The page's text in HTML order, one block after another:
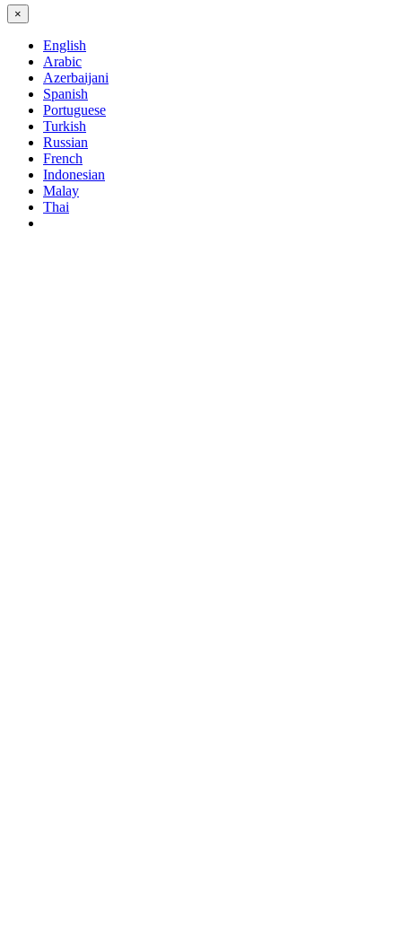
×
English
Arabic
Azerbaijani
Spanish
Portuguese
Turkish
Russian
French
Indonesian
Malay
Thai